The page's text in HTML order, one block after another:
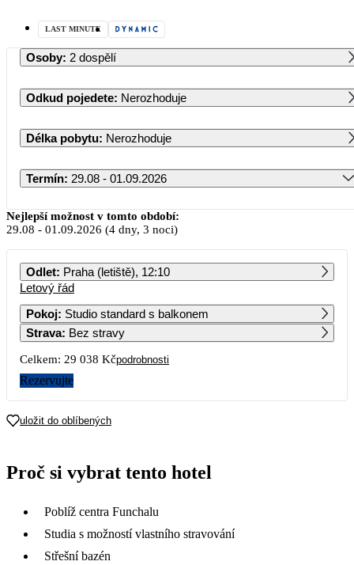
LAST MINUTE
Osoby: 2 dospělí
Odkud pojedete: Nerozhoduje
Délka pobytu: Nerozhoduje
Termín: 29.08 - 01.09.2026
Srpen 2026
PO ÚT ST ČT PÁ SO NE
3 4
10
17
19 449
18
19 759
15 219 17 539 19 429 20 409
16 219
Nejlepší možnost v tomto období:
29.08 - 01.09.2026 (4 dny, 3 noci)
Odlet: Praha (letiště), 12:10
Letový řád
Pokoj:
Studio standard s balkonem
Strava: Bez stravy
Celkem: 29 038 Kčpodrobnosti
Rezervujte
uložit do oblíbených
Proč si vybrat tento hotel
Poblíž centra Funchalu
Studia s možností vlastního stravování
Střešní bazén